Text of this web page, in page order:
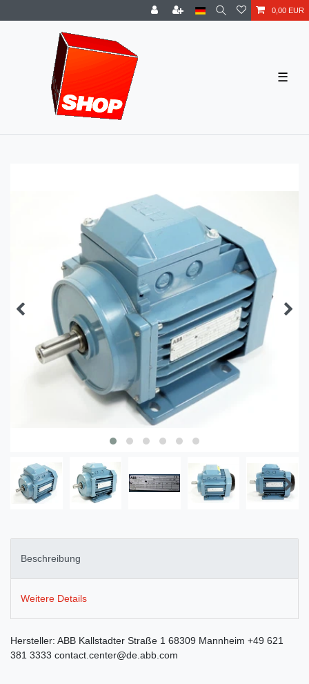
0,00 EUR
☰
Beschreibung
Weitere Details
Hersteller: ABB Kallstadter Straße 1 68309 Mannheim +49 621
381 3333 contact.center@de.abb.com